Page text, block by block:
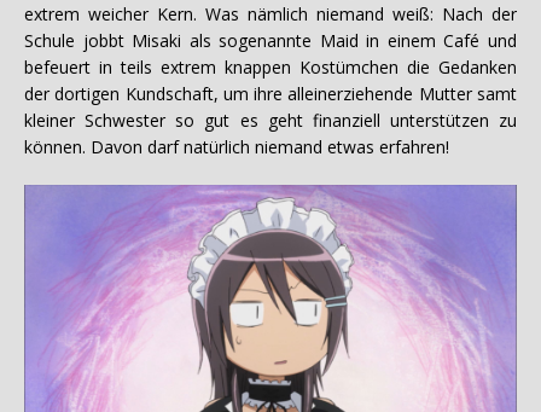
extrem weicher Kern. Was nämlich niemand weiß: Nach der
Schule jobbt Misaki als sogenannte Maid in einem Café und
befeuert in teils extrem knappen Kostümchen die Gedanken
der dortigen Kundschaft, um ihre alleinerziehende Mutter samt
kleiner Schwester so gut es geht finanziell unterstützen zu
können. Davon darf natürlich niemand etwas erfahren!